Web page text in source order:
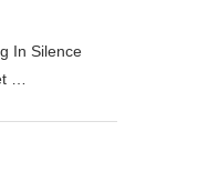
In Silence
…